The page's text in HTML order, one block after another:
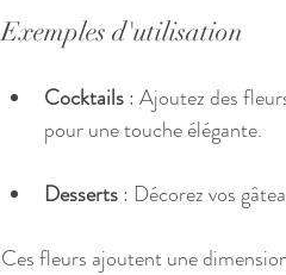
Exemples d'utilisation
Cocktails : Ajoutez des
pour une touche élégante.
Desserts : Décorez vos
Ces fleurs ajoutent une